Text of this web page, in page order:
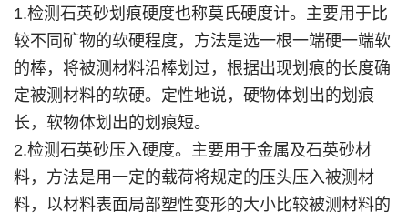
1.检测石英砂划痕硬度也称莫氏硬度计。主要用于比
较不同矿物的软硬程度，方法是选一根一端硬一端软
的棒，将被测材料沿棒划过，根据出现划痕的长度确
定被测材料的软硬。定性地说，硬物体划出的划痕
长，软物体划出的划痕短。
2.检测石英砂压入硬度。主要用于金属及石英砂材
料，方法是用一定的载荷将规定的压头压入被测材
料，以材料表面局部塑性变形的大小比较被测材料的